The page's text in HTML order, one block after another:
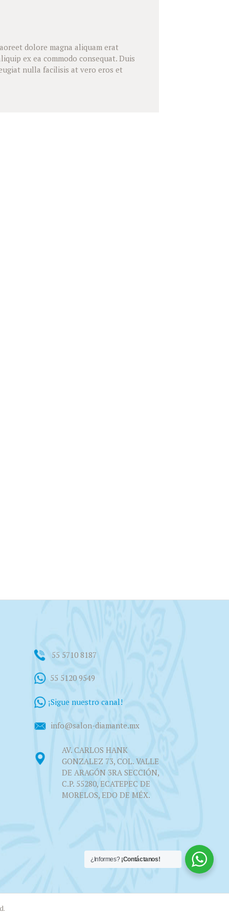
dolore magna aliquam erat
ex ea commodo consequat. Duis
nulla facilisis at vero eros et
55 5710 8187
55 5120 9549
¡Sigue nuestro canal!
info@salon-diamante.mx
AV. CARLOS HANK
GONZALEZ 73, COL. VALLE
DE ARAGÓN 3RA SECCIÓN,
C.P. 55280, ECATEPEC DE
MORELOS, EDO DE MÉX.
¿Informes? ¡Contáctanos!